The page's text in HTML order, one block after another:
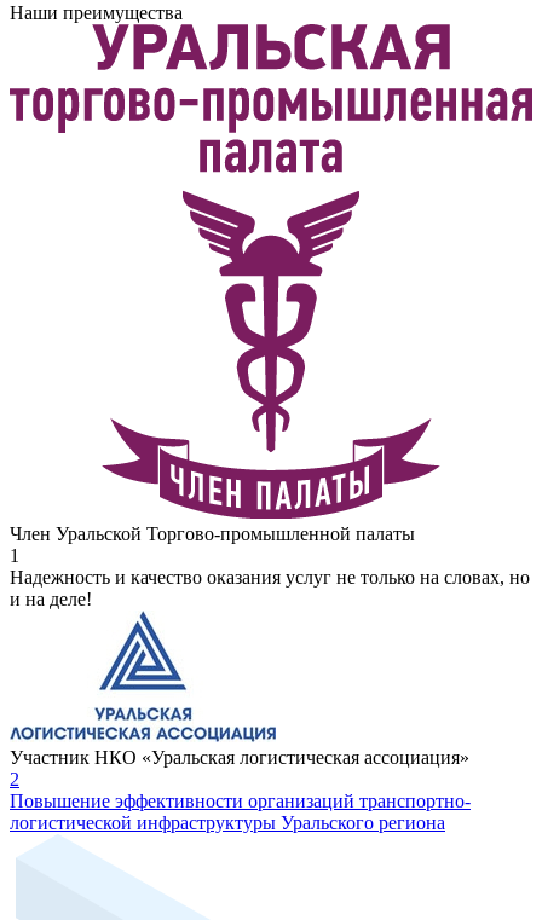
Наши преимущества
Член Уральской Торгово-промышленной палаты
1
Надежность и качество оказания услуг не только на словах, но
и на деле!
Участник НКО «Уральская логистическая ассоциация»
2
Повышение эффективности организаций транспортно-
логистической инфраструктуры Уральского региона